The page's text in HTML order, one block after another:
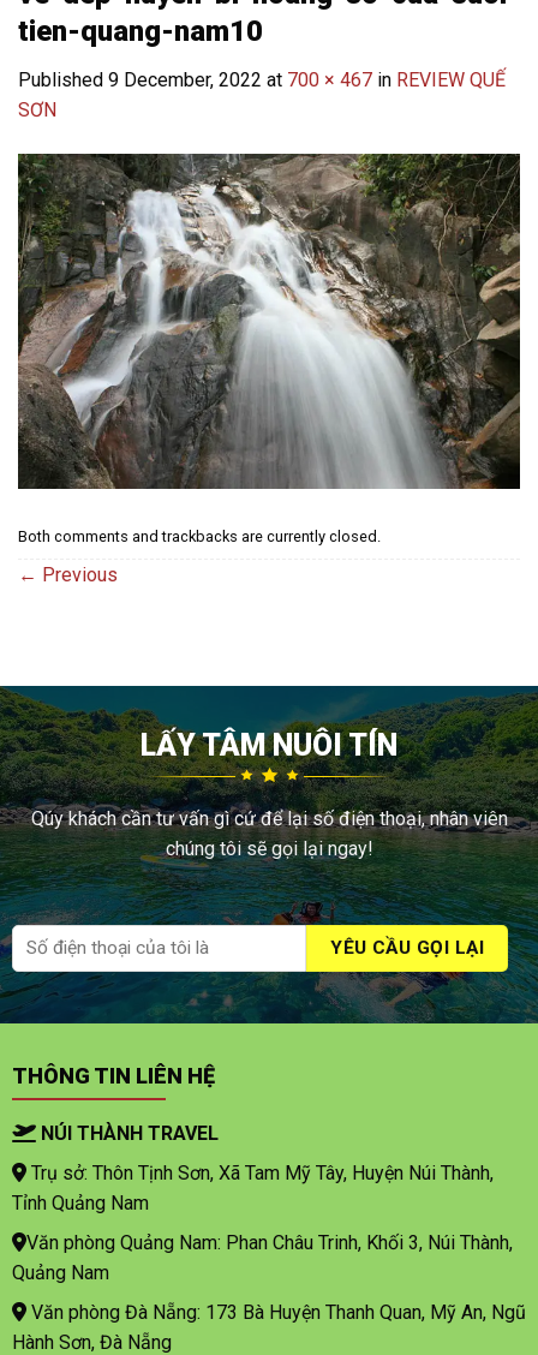
tien-quang-nam10
Published 9 December, 2022 at 700 × 467 in REVIEW QUẾ
SƠN
Both comments and trackbacks are currently closed.
← Previous
LẤY TÂM NUÔI TÍN
Qúy khách cần tư vấn gì cứ để lại số điện thoại, nhân viên
chúng tôi sẽ gọi lại ngay!
THÔNG TIN LIÊN HỆ
NÚI THÀNH TRAVEL
Trụ sở: Thôn Tịnh Sơn, Xã Tam Mỹ Tây, Huyện Núi Thành,
Tỉnh Quảng Nam
Văn phòng Quảng Nam: Phan Châu Trinh, Khối 3, Núi Thành,
Quảng Nam
Văn phòng Đà Nẵng: 173 Bà Huyện Thanh Quan, Mỹ An, Ngũ
Hành Sơn, Đà Nẵng